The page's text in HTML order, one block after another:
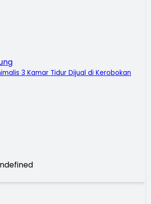
3 Kamar Tidur Dijual di Kerobokan